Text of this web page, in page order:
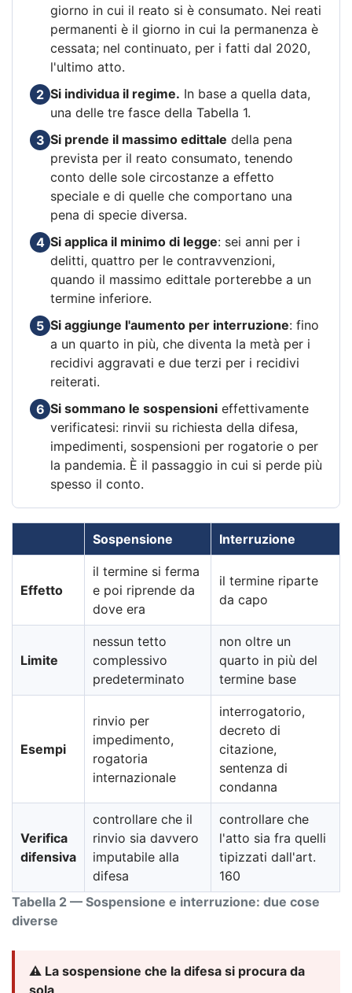
giorno in cui il reato si è consumato. Nei reati
permanenti è il giorno in cui la permanenza è
cessata; nel continuato, per i fatti dal 2020,
l'ultimo atto.
2 Si individua il regime. In base a quella data,
una delle tre fasce della Tabella 1.
3 Si prende il massimo edittale della pena
prevista per il reato consumato, tenendo
conto delle sole circostanze a effetto
speciale e di quelle che comportano una
pena di specie diversa.
4 Si applica il minimo di legge: sei anni per i
delitti, quattro per le contravvenzioni,
quando il massimo edittale porterebbe a un
termine inferiore.
5 Si aggiunge l'aumento per interruzione: fino
a un quarto in più, che diventa la metà per i
recidivi aggravati e due terzi per i recidivi
reiterati.
6 Si sommano le sospensioni effettivamente
verificatesi: rinvii su richiesta della difesa,
impedimenti, sospensioni per rogatorie o per
la pandemia. È il passaggio in cui si perde più
spesso il conto.
Tabella 2 — Sospensione e interruzione: due cose
diverse
Sospensione Interruzione
Effetto
il termine si ferma
e poi riprende da
dove era
il termine riparte
da capo
Limite
nessun tetto
complessivo
predeterminato
non oltre un
quarto in più del
termine base
Esempi
rinvio per
impedimento,
rogatoria
internazionale
interrogatorio,
decreto di
citazione,
sentenza di
condanna
Verifica
difensiva
controllare che il
rinvio sia davvero
imputabile alla
difesa
controllare che
l'atto sia fra quelli
tipizzati dall'art.
160
⚠️ La sospensione che la difesa si procura da
sola